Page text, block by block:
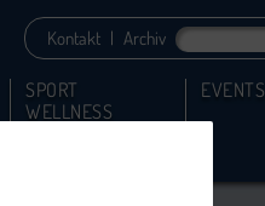
Kontakt | Archiv
SPORT
WELLNESS
EVENTS